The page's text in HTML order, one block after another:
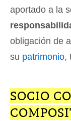
aportado a la
obligación de
su patrimonio,
SOCIO